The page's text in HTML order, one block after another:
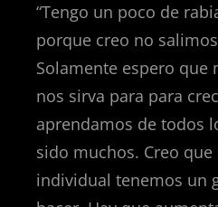
“Tengo un poco de
porque creo no
Solamente espero que
nos sirva para para
aprendamos de todos
sido muchos. Creo que
individual tenemos un